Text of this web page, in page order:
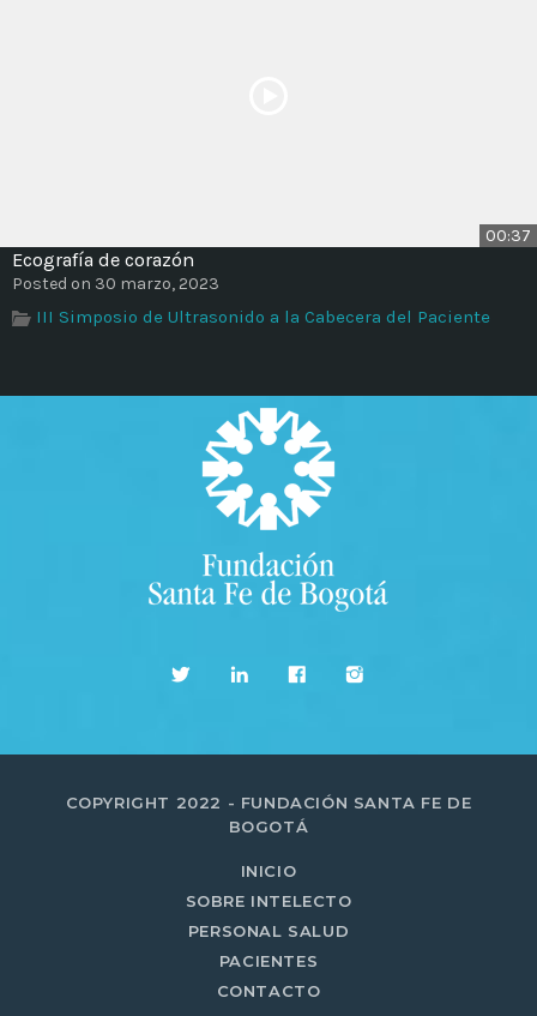
00:37
Ecografía de corazón
Posted on 30 marzo, 2023
III Simposio de Ultrasonido a la Cabecera del Paciente
COPYRIGHT 2022 - FUNDACIÓN SANTA FE DE
BOGOTÁ
INICIO
SOBRE INTELECTO
PERSONAL SALUD
PACIENTES
CONTACTO